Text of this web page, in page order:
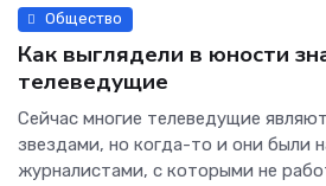
Общество
Как выглядели в юности
телеведущие
Сейчас многие телеведущие
звездами, но когда-то и они были
журналистами, с которыми не